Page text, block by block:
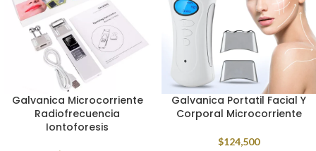
Galvanica Microcorriente
Radiofrecuencia
Iontoforesis
Galvanica Portatil Facial Y
Corporal Microcorriente
$124,500